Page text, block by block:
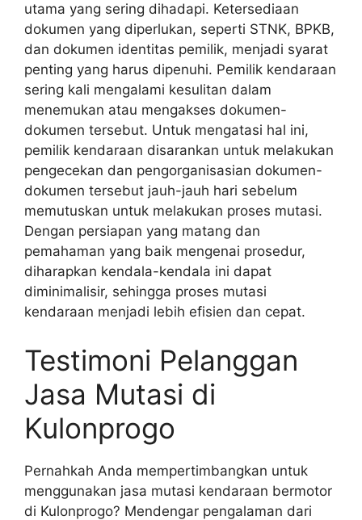
utama yang sering dihadapi. Ketersediaan
dokumen yang diperlukan, seperti STNK, BPKB,
dan dokumen identitas pemilik, menjadi syarat
penting yang harus dipenuhi. Pemilik kendaraan
sering kali mengalami kesulitan dalam
menemukan atau mengakses dokumen-
dokumen tersebut. Untuk mengatasi hal ini,
pemilik kendaraan disarankan untuk melakukan
pengecekan dan pengorganisasian dokumen-
dokumen tersebut jauh-jauh hari sebelum
memutuskan untuk melakukan proses mutasi.
Dengan persiapan yang matang dan
pemahaman yang baik mengenai prosedur,
diharapkan kendala-kendala ini dapat
diminimalisir, sehingga proses mutasi
kendaraan menjadi lebih efisien dan cepat.
Testimoni Pelanggan
Jasa Mutasi di
Kulonprogo
Pernahkah Anda mempertimbangkan untuk
menggunakan jasa mutasi kendaraan bermotor
di Kulonprogo? Mendengar pengalaman dari